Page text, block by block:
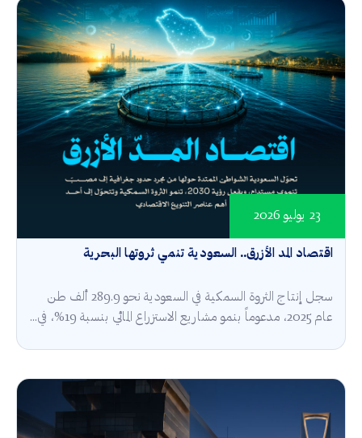
اقتصاد المد الأزرق.. السعودية تنمي ثروتها البحرية
23 يوليو 2026
سجل إنتاج الثروة السمكية في السعودية نحو 289.9 ألف طن
عام 2025، مدعوماً بنمو مشاريع الاستزراع المائي بنسبة 19%، في...